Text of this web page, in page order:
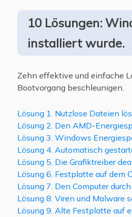
10 Lösungen:
installiert wurde.
Zehn effektive und einfache
Bootvorgang beschleunigen.
Lösung 1. Nutzlose Dateien
Lösung 2. Den AMD-
Lösung 3. Windows
Lösung 4. Automatisch
Lösung 5. Die Grafiktreiber
Lösung 6. Festplatte auf dem
Lösung 7. Den Computer
Lösung 8. Viren und Malware
Lösung 9. Alte Festplatte auf